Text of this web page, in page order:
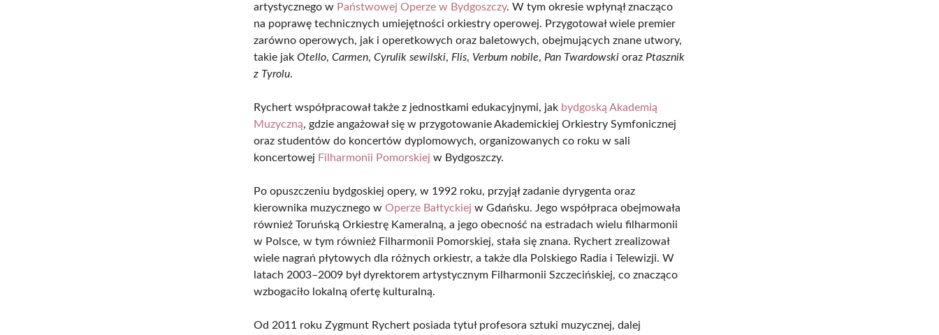
artystycznego w Państwowej Operze w Bydgoszczy. W tym okresie wpłynął znacząco
na poprawę technicznych umiejętności orkiestry operowej. Przygotował wiele premier
zarówno operowych, jak i operetkowych oraz baletowych, obejmujących znane utwory,
takie jakOtello,Carmen,Cyrulik sewilski, Flis, Verbum nobile, Pan Twardowski oraz Ptasznik
z Tyrolu.
Rychert współpracował także z jednostkami edukacyjnymi, jak bydgoską Akademią
Muzyczną, gdzie angażował się w przygotowanie Akademickiej Orkiestry Symfonicznej
oraz studentów do koncertów dyplomowych, organizowanych co roku w sali
koncertowej Filharmonii Pomorskiej w Bydgoszczy.
Po opuszczeniu bydgoskiej opery, w 1992 roku, przyjął zadanie dyrygenta oraz
kierownika muzycznego wOperze Bałtyckiej w Gdańsku. Jego współpraca obejmowała
również Toruńską Orkiestrę Kameralną, a jego obecność na estradach wielu filharmonii
w Polsce, w tym również Filharmonii Pomorskiej, stała się znana. Rychert zrealizował
wiele nagrań płytowych dla różnych orkiestr, a także dla Polskiego Radia i Telewizji. W
latach 2003–2009 był dyrektorem artystycznym Filharmonii Szczecińskiej, co znacząco
wzbogaciło lokalną ofertę kulturalną.
Od 2011 roku Zygmunt Rychert posiada tytuł profesora sztuki muzycznej, dalej